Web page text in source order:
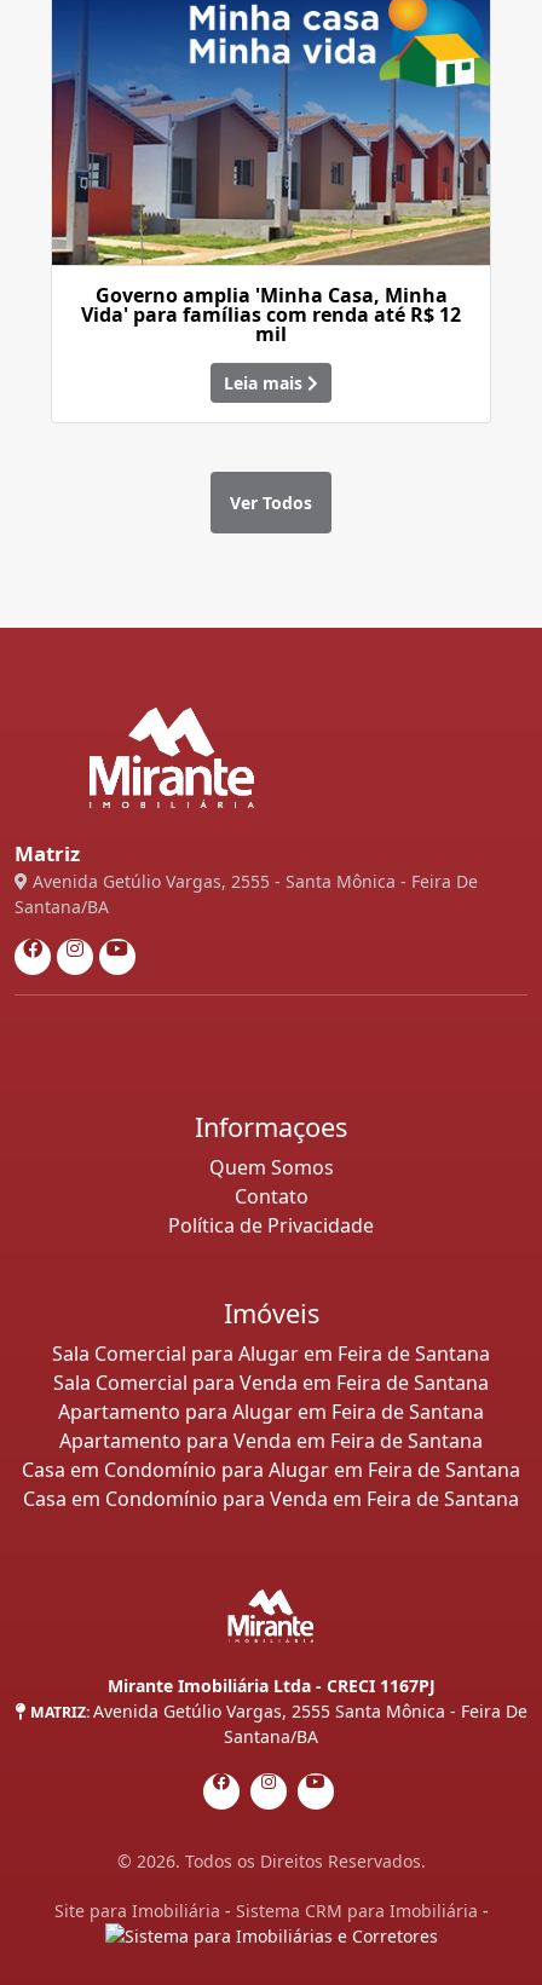
Governo amplia 'Minha Casa, Minha
Vida' para famílias com renda até R$ 12
mil
Leia mais
Ver Todos
Matriz
Avenida Getúlio Vargas, 2555 - Santa Mônica - Feira De
Santana/BA
Informaçoes
Quem Somos
Contato
Política de Privacidade
Imóveis
Sala Comercial para Alugar em Feira de Santana
Sala Comercial para Venda em Feira de Santana
Apartamento para Alugar em Feira de Santana
Apartamento para Venda em Feira de Santana
Casa em Condomínio para Alugar em Feira de Santana
Casa em Condomínio para Venda em Feira de Santana
Mirante Imobiliária Ltda - CRECI 1167PJ
MATRIZ: Avenida Getúlio Vargas, 2555 Santa Mônica - Feira De
Santana/BA
© 2026. Todos os Direitos Reservados.
Site para Imobiliária - Sistema CRM para Imobiliária -